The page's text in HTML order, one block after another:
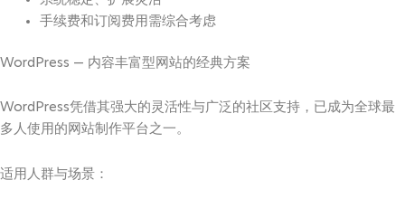
手续费和订阅费用需综合考虑
WordPress — 内容丰富型网站的经典方案
WordPress凭借其强大的灵活性与广泛的社区支持，已成为全球最
多人使用的网站制作平台之一。
适用人群与场景：